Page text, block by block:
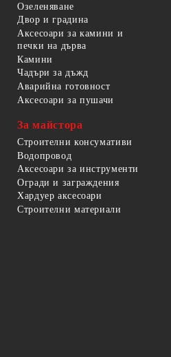
Озеленяване
Двор и градина
Аксесоари за камини и
печки на дърва
Камини
Чадъри за дъжд
Аварийна готовност
Аксесоари за пушачи
За майстора
Строителни консумативи
Водопровод
Аксесоари за инструменти
Огради и заграждения
Хардуер аксесоари
Строителни материали